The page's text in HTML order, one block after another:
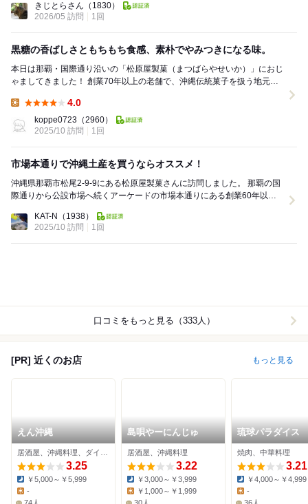
きじとらさん （1830）
2026/05 訪問
1回
黒糖の香ばしさともちもち食感、素朴でやみつきになる味。
本日は那覇・国際通り沿いの「松原屋製菓（まつばらやせいか）」におじ
ゃましてきました！ 創業70年以上の老舗で、沖縄伝統菓子を扱う地元の
4.0
koppe0723 （2960）
2025/10 訪問
1回
市場本通りで沖縄土産を買うならオススメ！
沖縄県那覇市松尾2-9-9にある松原屋製菓さんに訪問しました。 那覇の国
際通りから公設市場へ続くアーケードの市場本通りにある創業60年以上
KAT-N
（1938）
2025/10 訪問
1回
口コミをもっと見る（333人）
[PR] 近くのお店 もっと見る
えん沖縄
3.25
Dinner:
￥5,000～￥5,999
Lunch:
-
島唄やーにんじゅ
居酒屋、沖縄料理
3.22
Dinner:
￥3,000～￥3,999
Lunch:
￥1,000～￥1,999
琉球パラダイス
焼肉、中華料理
3.21
Dinner:
￥4,000～￥4,999
Lunch:
-